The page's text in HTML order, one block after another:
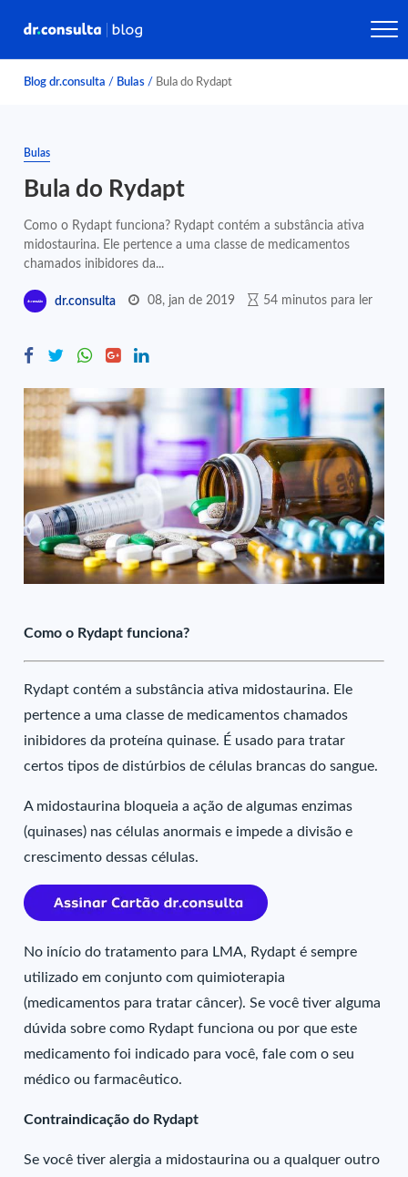
Blog dr.consulta / Bulas / Bula do Rydapt
Bulas
Bula do Rydapt
Como o Rydapt funciona? Rydapt contém a substância ativa
midostaurina. Ele pertence a uma classe de medicamentos
chamados inibidores da...
dr.consulta 08, jan de 2019 54 minutos para ler
Como o Rydapt funciona?
Rydapt contém a substância ativa midostaurina. Ele
pertence a uma classe de medicamentos chamados
inibidores da proteína quinase. É usado para tratar
certos tipos de distúrbios de células brancas do sangue.
A midostaurina bloqueia a ação de algumas enzimas
(quinases) nas células anormais e impede a divisão e
crescimento dessas células.
No início do tratamento para LMA, Rydapt é sempre
utilizado em conjunto com quimioterapia
(medicamentos para tratar câncer). Se você tiver alguma
dúvida sobre como Rydapt funciona ou por que este
medicamento foi indicado para você, fale com o seu
médico ou farmacêutico.
Contraindicação do Rydapt
Se você tiver alergia a midostaurina ou a qualquer outro